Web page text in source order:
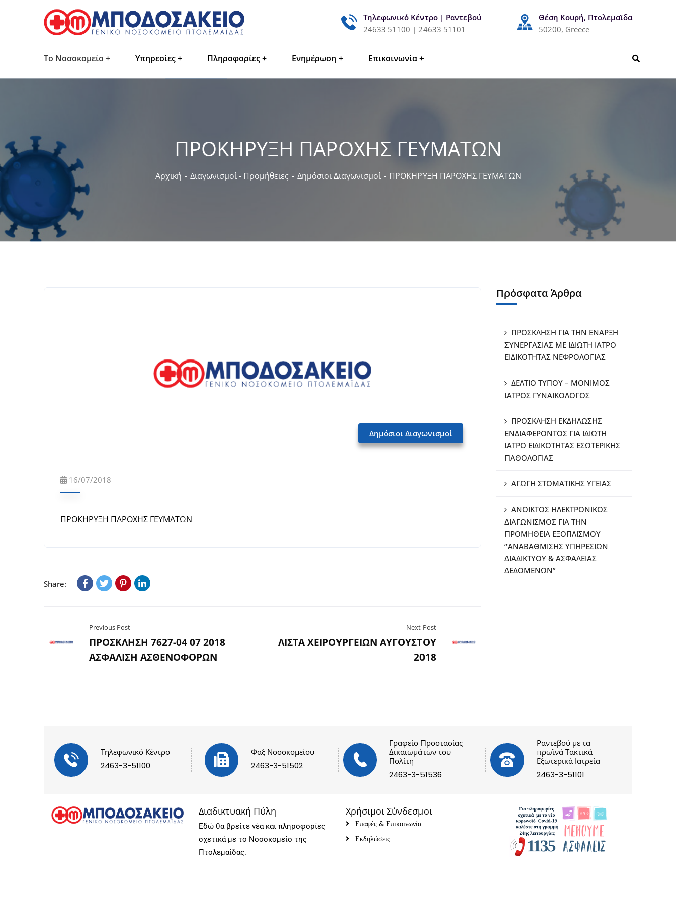
Τηλεφωνικό Κέντρο | Ραντεβού
24633 51100 | 24633 51101
Θέση Κουρή, Πτολεμαϊδα
50200, Greece
Το Νοσοκομείο Υπηρεσίες Πληροφορίες Ενημέρωση Επικοινωνία
ΠΡΟΚΗΡΥΞΗ ΠΑΡΟΧΗΣ ΓΕΥΜΑΤΩΝ
Αρχική Διαγωνισμοί - Προμήθειες Δημόσιοι Διαγωνισμοί ΠΡΟΚΗΡΥΞΗ ΠΑΡΟΧΗΣ ΓΕΥΜΑΤΩΝ
Δημόσιοι Διαγωνισμοί
16/07/2018
ΠΡΟΚΗΡΥΞΗ ΠΑΡΟΧΗΣ ΓΕΥΜΑΤΩΝ
Share:
Previous Post
ΠΡΟΣΚΛΗΣΗ 7627-04 07 2018
ΑΣΦΑΛΙΣΗ ΑΣΘΕΝΟΦΟΡΩΝ
Next Post
ΛΙΣΤΑ ΧΕΙΡΟΥΡΓΕΙΩΝ ΑΥΓΟΥΣΤΟΥ
2018
Πρόσφατα Άρθρα
ΠΡΟΣΚΛΗΣΗ ΓΙΑ ΤΗΝ ΕΝΑΡΞΗ
ΣΥΝΕΡΓΑΣΙΑΣ ΜΕ ΙΔΙΩΤΗ ΙΑΤΡΟ
ΕΙΔΙΚΟΤΗΤΑΣ ΝΕΦΡΟΛΟΓΙΑΣ
ΔΕΛΤΙΟ ΤΥΠΟΥ – ΜΟΝΙΜΟΣ
ΙΑΤΡΟΣ ΓΥΝΑΙΚΟΛΟΓΟΣ
ΠΡΟΣΚΛΗΣΗ ΕΚΔΗΛΩΣΗΣ
ΕΝΔΙΑΦΕΡΟΝΤΟΣ ΓΙΑ ΙΔΙΩΤΗ
ΙΑΤΡΟ ΕΙΔΙΚΟΤΗΤΑΣ ΕΣΩΤΕΡΙΚΗΣ
ΠΑΘΟΛΟΓΙΑΣ
ΑΓΩΓΗ ΣΤΟΜΑΤΙΚΗΣ ΥΓΕΙΑΣ
ΑΝΟΙΚΤΟΣ ΗΛΕΚΤΡΟΝΙΚΟΣ
ΔΙΑΓΩΝΙΣΜΟΣ ΓΙΑ ΤΗΝ
ΠΡΟΜΗΘΕΙΑ ΕΞΟΠΛΙΣΜΟΥ
“ΑΝΑΒΑΘΜΙΣΗΣ ΥΠΗΡΕΣΙΩΝ
ΔΙΑΔΙΚΤΥΟΥ & ΑΣΦΑΛΕΙΑΣ
ΔΕΔΟΜΕΝΩΝ”
Τηλεφωνικό Κέντρο
2463-3-51100
Φαξ Νοσοκομείου
2463-3-51502
Γραφείο Προστασίας
Δικαιωμάτων του
Πολίτη
2463-3-51536
Ραντεβού με τα
πρωϊνά Τακτικά
Εξωτερικά Ιατρεία
2463-3-51101
Διαδικτυακή Πύλη
Εδώ θα βρείτε νέα και πληροφορίες
σχετικά με το Νοσοκομείο της
Πτολεμαίδας.
Χρήσιμοι Σύνδεσμοι
Επαφές & Επικοινωνία
Εκδηλώσεις